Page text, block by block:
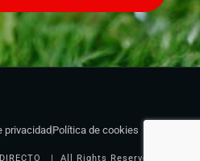
privacidad Política de cookies
| All Rights Reserved